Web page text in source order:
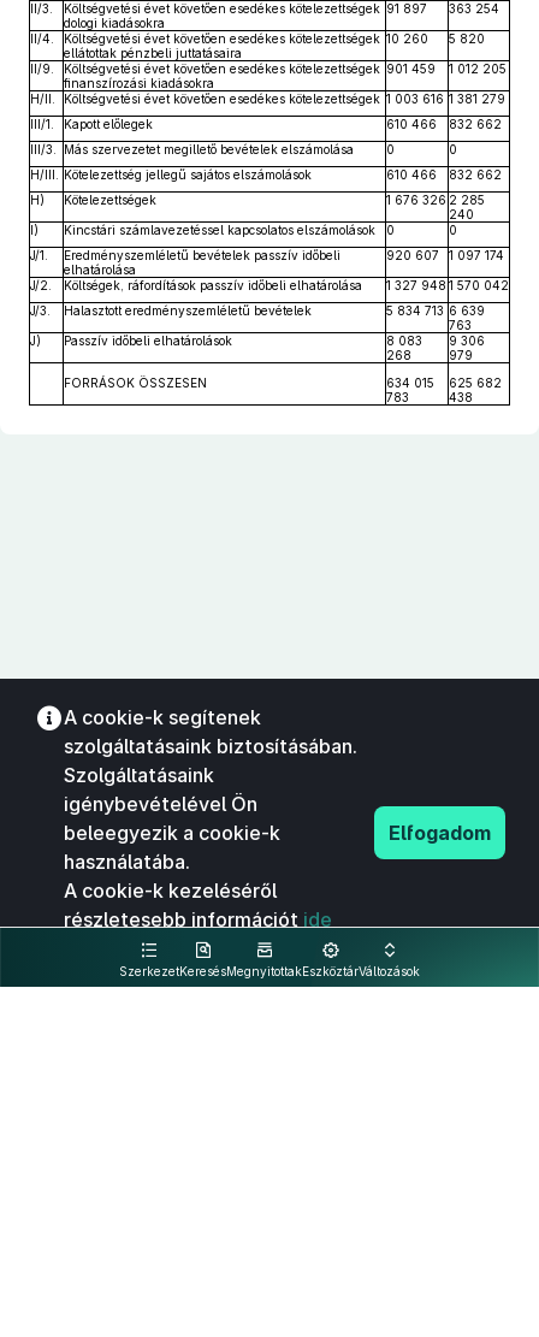
II/3.
Költségvetési évet követően esedékes kötelezettségek
dologi kiadásokra
91 897 363 254
II/4.
Költségvetési évet követően esedékes kötelezettségek
ellátottak pénzbeli juttatásaira
10 260 5 820
II/9.
Költségvetési évet követően esedékes kötelezettségek
finanszírozási kiadásokra
901 459 1 012 205
H/II. Költségvetési évet követően esedékes kötelezettségek 1 003 616 1 381 279
III/1.
Kapott előlegek 610 466
832 662
III/3.
Más szervezetet megillető bevételek elszámolása 0
0
H/III.
Kötelezettség jellegű sajátos elszámolások 610 466
832 662
H)
Kötelezettségek 1 676 326 2 285
240
I)
Kincstári számlavezetéssel kapcsolatos elszámolások 0
0
J/1.
Eredményszemléletű bevételek passzív időbeli
elhatárolása
920 607 1 097 174
J/2. Költségek, ráfordítások passzív időbeli elhatárolása 1 327 948 1 570 042
J/3.
Halasztott eredményszemléletű bevételek 5 834 713 6 639
763
J)
Passzív időbeli elhatárolások
8 083
268
9 306
979
FORRÁSOK ÖSSZESEN
634 015
783
625 682
438
SzerkezetKeresésMegnyitottakEszköztárVáltozások
A cookie-k segítenek
szolgáltatásaink biztosításában.
Szolgáltatásaink
igénybevételével Ön
beleegyezik a cookie-k
használatába.
A cookie-k kezeléséről
részletesebb információt ide
kattintva olvashat.
Elfogadom